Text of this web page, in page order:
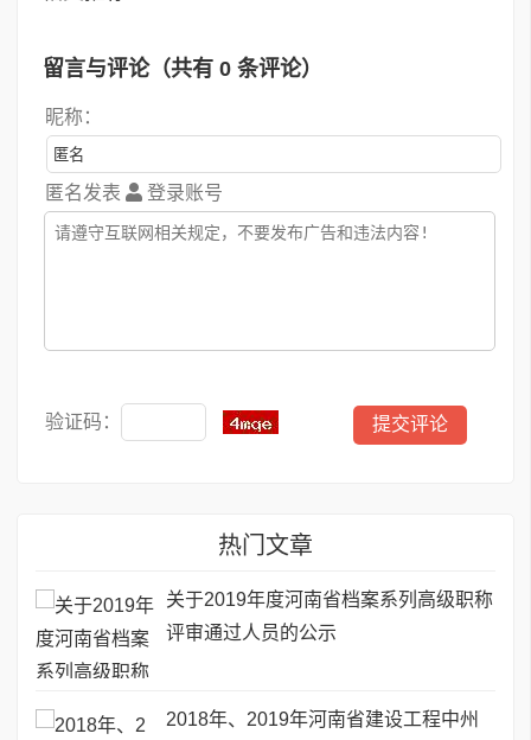
留言与评论（共有 0 条评论）
昵称：
匿名发表 登录账号
验证码：
热门文章
关于2019年度河南省档案系列高级职称
评审通过人员的公示
2018年、2019年河南省建设工程中州